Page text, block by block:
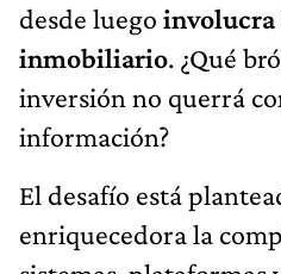
desde luego involucra
inmobiliario. ¿Qué
inversión no querrá
información?
El desafío está
enriquecedora la